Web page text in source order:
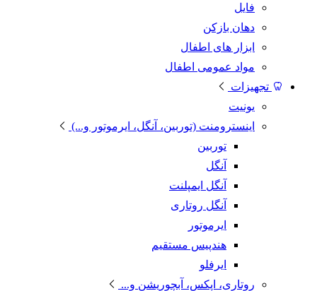
فایل
دهان بازکن
ابزار های اطفال
مواد عمومی اطفال
تجهیزات
یونیت
اینسترومنت (توربین، آنگل، ایرموتور و...)
توربین
آنگل
آنگل ایمپلنت
آنگل روتاری
ایرموتور
هندپیس مستقیم
ایرفلو
روتاری، اپکس، آبچوریشن و...